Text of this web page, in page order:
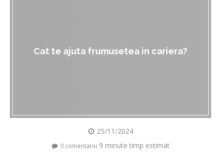
Cat te ajuta frumusetea in cariera?
25/11/2024
0 comentariu 9 minute timp estimat